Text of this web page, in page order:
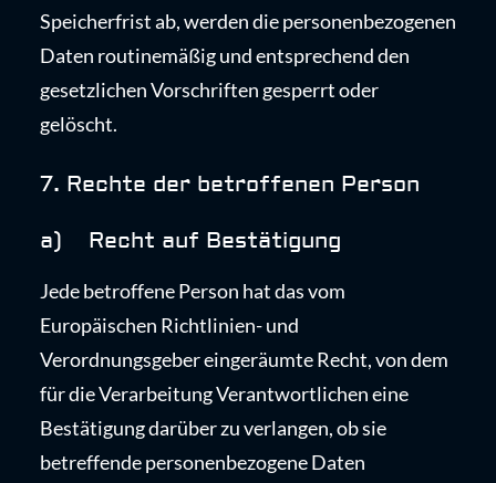
Speicherfrist ab, werden die personenbezogenen
Daten routinemäßig und entsprechend den
gesetzlichen Vorschriften gesperrt oder
gelöscht.
7. Rechte der betroffenen Person
a) Recht auf Bestätigung
Jede betroffene Person hat das vom
Europäischen Richtlinien- und
Verordnungsgeber eingeräumte Recht, von dem
für die Verarbeitung Verantwortlichen eine
Bestätigung darüber zu verlangen, ob sie
betreffende personenbezogene Daten